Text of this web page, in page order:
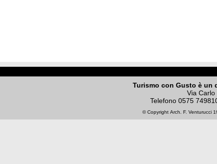
Turismo con Gusto è un
Via
Telefono 0575
© Copyright Arch. F. Venturucci